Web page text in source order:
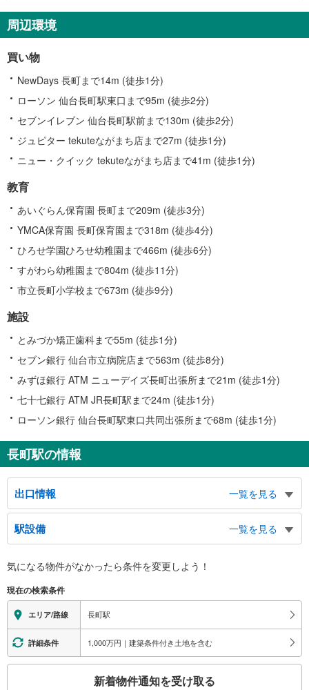
区
に
す
る
周辺環境
買い物
NewDays 長町まで14m (徒歩1分)
ローソン 仙台長町駅東口まで95m (徒歩2分)
セブンイレブン 仙台長町駅前まで130m (徒歩2分)
ジュピター tekuteながまち店まで27m (徒歩1分)
ニュー・クイック tekuteながまち店まで41m (徒歩1分)
教育
あいぐらん保育園 長町まで209m (徒歩3分)
YMCA保育園 長町保育園まで318m (徒歩4分)
ひろせ学園ひろせ幼稚園まで466m (徒歩6分)
すがわら幼稚園まで804m (徒歩11分)
市立長町小学校まで673m (徒歩9分)
施設
とみづか矯正歯科まで55m (徒歩1分)
セブン銀行 仙台市立病院店まで563m (徒歩8分)
みずほ銀行 ATM ニューデイズ長町出張所まで21m (徒歩1分)
七十七銀行 ATM JR長町駅まで24m (徒歩1分)
ローソン銀行 仙台長町駅東口共同出張所まで68m (徒歩1分)
長町駅の情報
出口情報
一覧を見る
北１出口
あすと長町１丁目、長町３丁目、郡山１・２丁目、八本松１・２丁目、長町商
店街東、仙台市立病院、スーパースポーツゼビオ あすと長町店、ゼビオアリ
ーナ仙台、グラン・スポール あすと長町、漁亭浜や あすと長町店、ｋｎｂ
東日本放送
北２出口
長町３～５・７・８丁目、長町商店街東、長町商店街西、市交通局長町営業
所、長町小学校、長町病院、サンコウヒルズエステート
南１出口
長町５丁目～７丁目、長町南１丁目、長町商店街西、仙台南警察署、たいはっ
くる、太白区文化センター（らららホール）、イオプラザ、仙台南年金事務
所、（株）赤井沢 長町本店、森民ビル、バスのりば
駅設備
一覧を見る
※段差なしでの移動経路
【ＪＲ東日本】：○
【仙台市交通局】：○
エレベータ
【ＪＲ】
・ホーム⇔改札
【仙台市交通局】
気になる物件がなかったら条件を変更しよう！
現在の検索条件
エリア/路線 長町駅
詳細条件 1,000万円｜建築条件付き土地を含む
新着物件通知を受け取る